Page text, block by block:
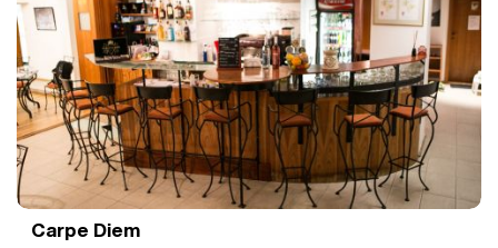
Carpe Diem